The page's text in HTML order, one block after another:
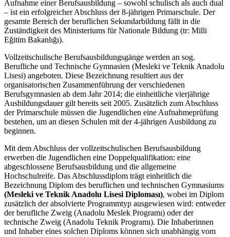
Aufnahme einer Berufsausbildung – sowohl schulisch als auch dual
– ist ein erfolgreicher Abschluss der 8-jährigen Primarschule. Der
gesamte Bereich der beruflichen Sekundarbildung fällt in die
Zuständigkeit des Ministeriums für Nationale Bildung (tr: Milli
Eğitim Bakanlığı).
Vollzeitschulische Berufsausbildungsgänge werden an sog.
Berufliche und Technische Gymnasien (Mesleki ve Teknik Anadolu
Lisesi) angeboten. Diese Bezeichnung resultiert aus der
organisatorischen Zusammenführung der verschiedenen
Berufsgymnasien ab dem Jahr 2014; die einheitliche vierjährige
Ausbildungsdauer gilt bereits seit 2005. Zusätzlich zum Abschluss
der Primarschule müssen die Jugendlichen eine Aufnahmeprüfung
bestehen, um an diesen Schulen mit der 4-jährigen Ausbildung zu
beginnen.
Mit dem Abschluss der vollzeitschulischen Berufsausbildung
erwerben die Jugendlichen eine Doppelqualifikation: eine
abgeschlossene Berufsausbildung und die allgemeine
Hochschulreife. Das Abschlussdiplom trägt einheitlich die
Bezeichnung Diplom des beruflichen und technischen Gymnasiums
(Mesleki ve Teknik Anadolu Lisesi Diploması), wobei im Diplom
zusätzlich der absolvierte Programmtyp ausgewiesen wird: entweder
der berufliche Zweig (Anadolu Meslek Programı) oder der
technische Zweig (Anadolu Teknik Programı). Die Inhaberinnen
und Inhaber eines solchen Diploms können sich unabhängig vom